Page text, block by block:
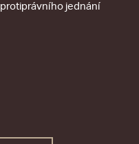
protiprávního jednání